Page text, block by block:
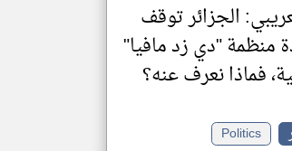
الجزائر توقف
منظمة "دي زد مافيا"
فماذا نعرف عنه؟
Politics